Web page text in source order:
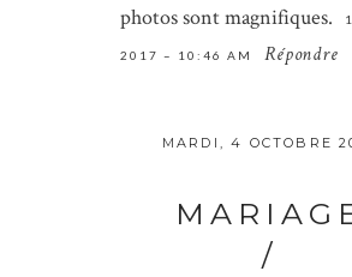
photos sont magnifiques.
2017 – 10:46 AM Répondre
MARDI, 4 OCTOBRE
/